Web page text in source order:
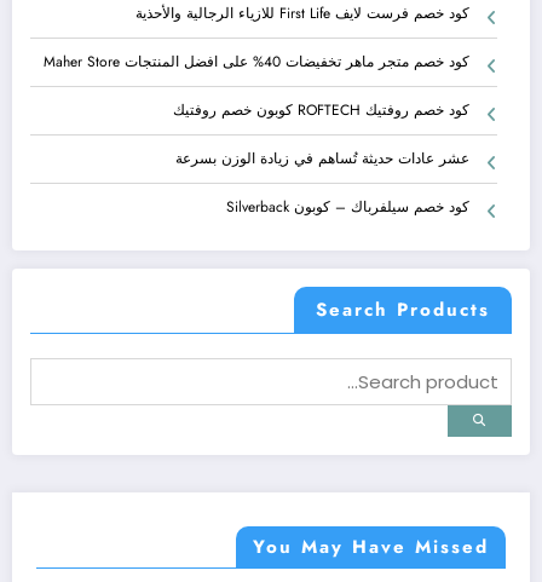
كود خصم فرست لايف First Life للازياء الرجالية والأحذية
كود خصم متجر ماهر تخفيضات 40% على افضل المنتجات Maher Store
كود خصم روفتيك ROFTECH كوبون خصم روفتيك
عشر عادات حديثة تُساهم في زيادة الوزن بسرعة
كود خصم سيلفرباك – كوبون Silverback
Search Products
You May Have Missed